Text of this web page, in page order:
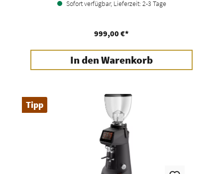
Sofort verfügbar, Lieferzeit: 2-3 Tage
999,00 €*
In den Warenkorb
Tipp